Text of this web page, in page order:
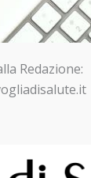
Redazione: